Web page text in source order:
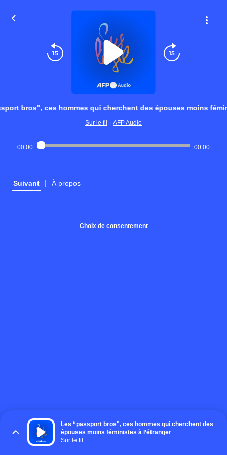
bros", ces hommes qui cherchent des épouses moins
Sur le fil AFP Audio
00:00 00:00
Suivant À propos
Choix de consentement
Les “passport bros", ces hommes qui cherchent des
épouses moins féministes à l’étranger
Sur le fil